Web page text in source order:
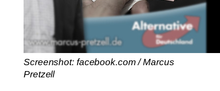
Screenshot: facebook.com / Marcus
Pretzell